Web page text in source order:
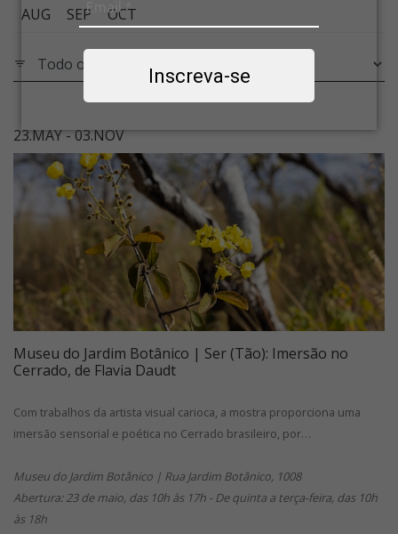
Inscreva-se
AUG SEP OCT
23.MAY - 03.NOV
Museu do Jardim Botânico | Ser (Tão): Imersão no
Cerrado, de Flavia Daudt
Com trabalhos da artista visual carioca, a mostra proporciona uma
imersão sensorial e poética no Cerrado brasileiro, por…
Museu do Jardim Botânico | Rua Jardim Botânico, 1008
Abertura: 23 de maio, das 10h às 17h - De quinta a terça-feira, das 10h
às 18h